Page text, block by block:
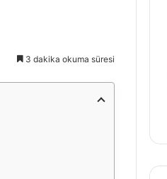
3 dakika okuma süresi